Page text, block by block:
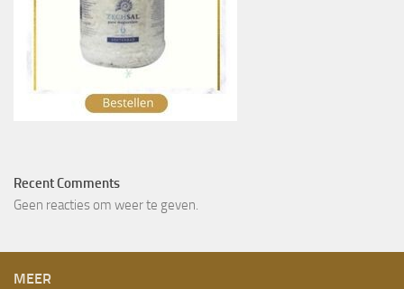
Recent Comments
Geen reacties om weer te geven.
MEER